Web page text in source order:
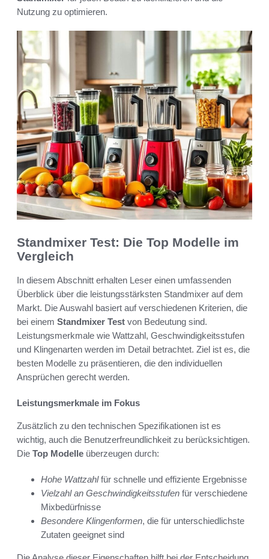
Nutzung zu optimieren.
Standmixer Test: Die Top Modelle im
Vergleich
In diesem Abschnitt erhalten Leser einen umfassenden
Überblick über die leistungsstärksten Standmixer auf dem
Markt. Die Auswahl basiert auf verschiedenen Kriterien, die
bei einem Standmixer Test von Bedeutung sind.
Leistungsmerkmale wie Wattzahl, Geschwindigkeitsstufen
und Klingenarten werden im Detail betrachtet. Ziel ist es, die
besten Modelle zu präsentieren, die den individuellen
Ansprüchen gerecht werden.
Leistungsmerkmale im Fokus
Zusätzlich zu den technischen Spezifikationen ist es
wichtig, auch die Benutzerfreundlichkeit zu berücksichtigen.
Die Top Modelle überzeugen durch:
Hohe Wattzahlfür schnelle und effiziente Ergebnisse
Vielzahl an Geschwindigkeitsstufen für verschiedene
Mixbedürfnisse
Besondere Klingenformen, die für unterschiedlichste
Zutaten geeignet sind